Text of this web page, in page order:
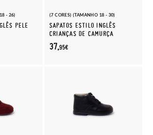
- 26)
PELE
(7 CORES) (TAMANHO 18 - 30)
SAPATOS ESTILO INGLÊS
CRIANÇAS DE CAMURÇA
37,95€